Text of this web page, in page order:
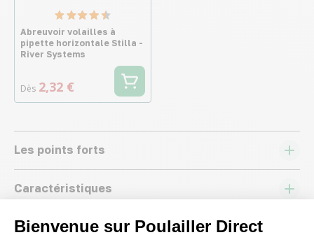
Bienvenue sur Poulailler Direct
Abreuvoir volailles à
pipette horizontale Stilla -
River Systems
Dès 2,32 €
Les points forts
Caractéristiques
Conseils